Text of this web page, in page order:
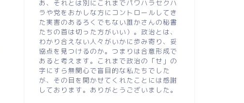
あ、それとは別にこれまでパワハラセクハ
ラや党をおかしな方にコントロールしてき
た実害のあるろくでもない誰かさんの秘書
たちの首は切った方がいい）。政治とは、
わかり合えない人々がいかに歩み寄り、妥
協点を見つけるのか。つまりは合意形成で
あると考えます。これまで政治の「せ」の
字にすら無関心で盲目的な私たちでした
が、その目を開かせてくれたことには感謝
しております。ありがとうございました。